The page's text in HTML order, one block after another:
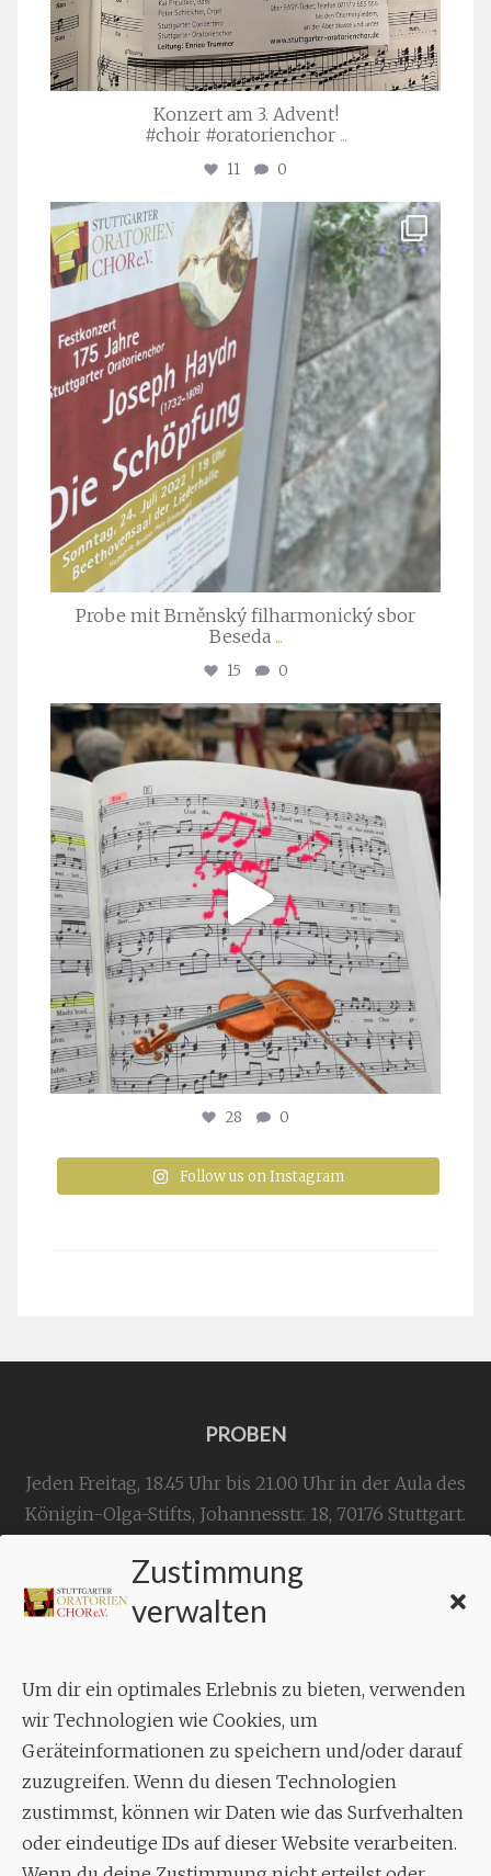
Zustimmung
verwalten
Um dir ein optimales Erlebnis zu bieten, verwenden
wir Technologien wie Cookies, um
Geräteinformationen zu speichern und/oder darauf
zuzugreifen. Wenn du diesen Technologien
zustimmst, können wir Daten wie das Surfverhalten
oder eindeutige IDs auf dieser Website verarbeiten.
Konzert am 3. Advent!
#choir #oratorienchor ...
11 0
stuttgarter_oratorienchor
Juli 23
Probe mit Brněnský filharmonický sbor
Beseda ...
15 0
stuttgarter_oratorienchor
Juli 23
28 0
Follow us on Instagram
PROBEN
Jeden Freitag, 18.45 Uhr bis 21.00 Uhr in der Aula des
Königin-Olga-Stifts, Johannesstr. 18, 70176 Stuttgart.
KONTAKT
Geschäftsstelle:
Aixheimer Str. 18
70619 Stuttgart
MUSIK
Musikalischer Leiter:
Enrico Trummer